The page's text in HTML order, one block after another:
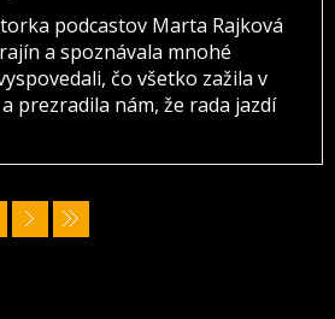
podcastov Marta Rajková
a spoznávala mnohé
čo všetko zažila v
prezradila nám, že rada jazdí